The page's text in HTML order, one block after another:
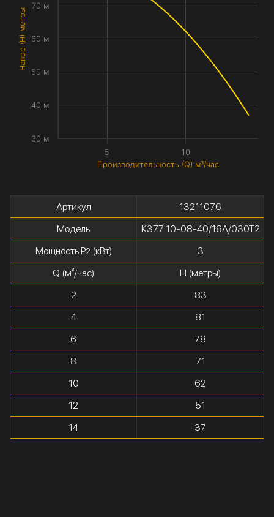
Производительность (Q) м³/час
Напор (H) метры
10
5
30 м
40 м
50 м
60 м
70 м
Артикул
13211076
Модель
К377 10-08-40/16А/030Т2
Мощность P2(кВт)
3
Q (м³/час)
H (метры)
2
83
4
81
6
78
8
71
10
62
12
51
14
37